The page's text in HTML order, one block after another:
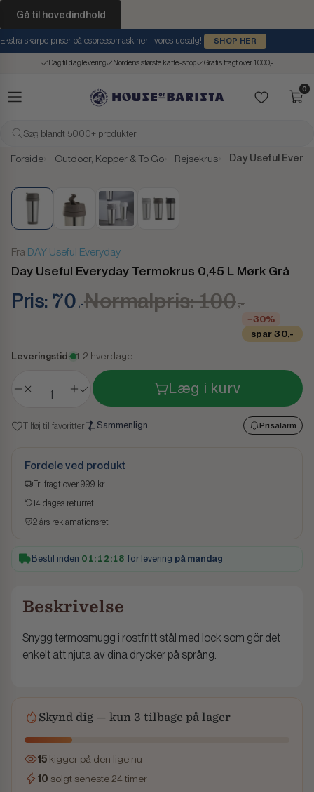
Gå til hovedindhold
Ekstra skarpe priser på espressomaskiner i vores udsalg! SHOP HER
Dag til dag levering Nordens største kaffe-shop Gratis fragt over 1.000,-
Søg blandt 5000+ produkter
0
Forside Outdoor, Kopper & To Go Rejsekrus Day Useful
-30,00 ,-
Fra DAY Useful Everyday
Day Useful Everyday Termokrus 0,45 L Mørk Grå
Pris: 70 ,-Normalpris:100,-
−30%
spar 30,-
Leveringstid: 1-2 hverdage
Læg i kurv
Tilføj til favoritter Sammenlign Prisalarm
Fordele ved produkt
Fri fragt over 999 kr
14 dages returret
2 års reklamationsret
Bestil inden 01:12:18 for levering på mandag
Beskrivelse
Snygg termosmugg i rostfritt stål med lock som gör det
enkelt att njuta av dina drycker på språng.
Skynd dig — kun 3 tilbage på lager
15 kigger på den lige nu
10 solgt seneste 24 timer